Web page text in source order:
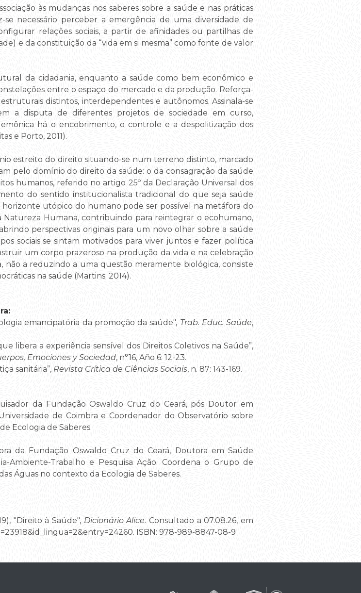
às mudanças nos saberes sobre a saúde e nas práticas
se necessário perceber a emergência de uma diversidade de
relações sociais, a partir de afinidades ou partilhas de
e da constituição da “vida em si mesma” como fonte de valor
da cidadania, enquanto a saúde como bem econômico e
entre o espaço do mercado e da produção. Reforça-
distintos, interdependentes e autônomos. Assinala-se
a disputa de diferentes projetos de sociedade em curso,
há o encobrimento, o controle e a despolitização dos
e Porto, 2011).
estreito do direito situando-se num terreno distinto, marcado
pelo domínio do direito da saúde: o da consagração da saúde
humanos, referido no artigo 25º da Declaração Universal dos
do sentido institucionalista tradicional do que seja saúde
utópico do humano pode ser possível na metáfora do
Natureza Humana, contribuindo para reintegrar o ecohumano,
perspectivas originais para um novo olhar sobre a saúde
sociais se sintam motivados para viver juntos e fazer política
um corpo prazeroso na produção da vida e na celebração
não a reduzindo a uma questão meramente biológica, consiste
na saúde (Martins; 2014).
emancipatória da promoção da saúde", Trab. Educ. Saúde,
libera a experiência sensível dos Direitos Coletivos na Saúde”,
Emociones y Sociedad, n°16, Año 6: 12-23.
sanitária”, Revista Crítica de Ciências Sociais, n. 87: 143-169.
da Fundação Oswaldo Cruz do Ceará, pós Doutor em
de Coimbra e Coordenador do Observatório sobre
Ecologia de Saberes.
da Fundação Oswaldo Cruz do Ceará, Doutora em Saúde
Ambiente-Trabalho e Pesquisa Ação. Coordena o Grupo de
Águas no contexto da Ecologia de Saberes.
"Direito à Saúde", Dicionário Alice. Consultado a 07.08.26, em
ISBN: 978-989-8847-08-9